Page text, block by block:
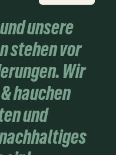
unsere
stehen vor
Wir
hauchen
und